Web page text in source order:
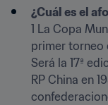
¿Cuál es el
1 La Copa
primer torneo
Será la 17ª
RP China en